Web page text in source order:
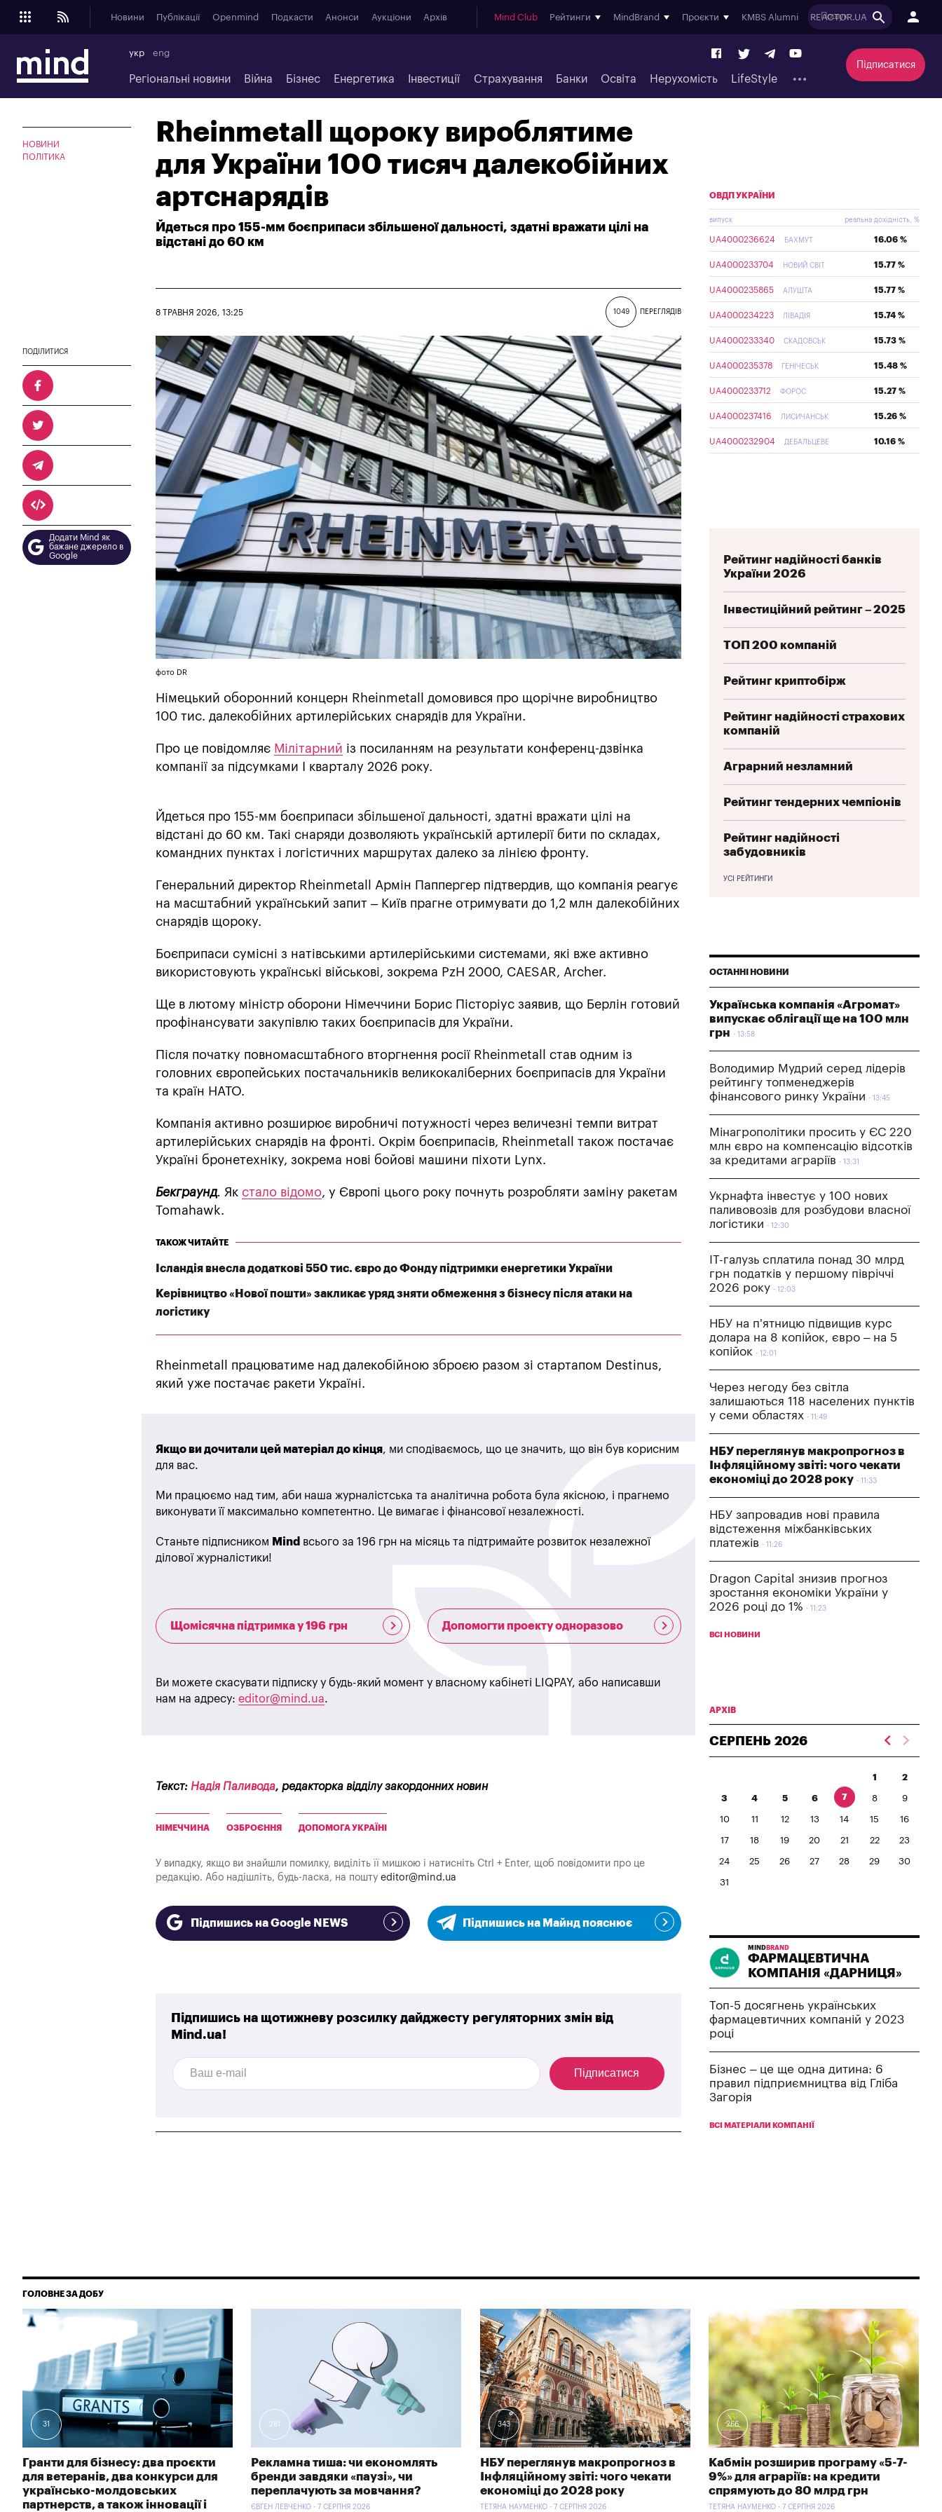
Новини Публікації Openmind Подкасти Анонси Аукціони Архів Mind Club Рейтинги MindBrand Проєкти KMBS Alumni REACTOR.UA
укр eng
Регіональні новини Війна Бізнес Енергетика Інвестиції Страхування Банки Освіта Нерухомість LifeStyle
Підписатися
НОВИНИ
ПОЛІТИКА
Rheinmetall щороку вироблятиме
для України 100 тисяч далекобійних
артснарядів
Йдеться про 155-мм боєприпаси збільшеної дальності, здатні вражати цілі на
відстані до 60 км
1049 ПЕРЕГЛЯДІВ
8 ТРАВНЯ 2026, 13:25
ПОДІЛИТИСЯ
Додати Mind як
бажане джерело в
Google
фото DR
Німецький оборонний концерн Rheinmetall домовився про щорічне виробництво
100 тис. далекобійних артилерійських снарядів для України.
Про це повідомляє Мілітарний із посиланням на результати конференц-дзвінка
компанії за підсумками I кварталу 2026 року.
Йдеться про 155-мм боєприпаси збільшеної дальності, здатні вражати цілі на
відстані до 60 км. Такі снаряди дозволяють українській артилерії бити по складах,
командних пунктах і логістичних маршрутах далеко за лінією фронту.
Генеральний директор Rheinmetall Армін Паппергер підтвердив, що компанія реагує
на масштабний український запит – Київ прагне отримувати до 1,2 млн далекобійних
снарядів щороку.
Боєприпаси сумісні з натівськими артилерійськими системами, які вже активно
використовують українські військові, зокрема PzH 2000, CAESAR, Archer.
Ще в лютому міністр оборони Німеччини Борис Пісторіус заявив, що Берлін готовий
профінансувати закупівлю таких боєприпасів для України.
Після початку повномасштабного вторгнення росії Rheinmetall став одним із
головних європейських постачальників великокаліберних боєприпасів для України
та країн НАТО.
Компанія активно розширює виробничі потужності через величезні темпи витрат
артилерійських снарядів на фронті. Окрім боєприпасів, Rheinmetall також постачає
Україні бронетехніку, зокрема нові бойові машини піхоти Lynx.
Бекграунд. Як стало відомо, у Європі цього року почнуть розробляти заміну ракетам
Tomahawk.
ТАКОЖ ЧИТАЙТЕ
Ісландія внесла додаткові 550 тис. євро до Фонду підтримки енергетики України
Керівництво «Нової пошти» закликає уряд зняти обмеження з бізнесу після атаки на
логістику
Rheinmetall працюватиме над далекобійною зброєю разом зі стартапом Destinus,
який уже постачає ракети Україні.
Якщо ви дочитали цей матеріал до кінця, ми сподіваємось, що це значить, що він був корисним
для вас.
Ми працюємо над тим, аби наша журналістська та аналітична робота була якісною, і прагнемо
виконувати її максимально компетентно. Це вимагає і фінансової незалежності.
Станьте підписником Mind всього за 196 грн на місяць та підтримайте розвиток незалежної
ділової журналістики!
Щомісячна підтримка у 196 грн Допомогти проекту одноразово
Ви можете скасувати підписку у будь-який момент у власному кабінеті LIQPAY, або написавши
нам на адресу: editor@mind.ua.
Текст: Надія Паливода, редакторка відділу закордонних новин
НІМЕЧЧИНА ОЗБРОЄННЯ ДОПОМОГА УКРАЇНІ
У випадку, якщо ви знайшли помилку, виділіть її мишкою і натисніть Ctrl + Enter, щоб повідомити про це
редакцію. Або надішліть, будь-ласка, на пошту editor@mind.ua
Підпишись на Google NEWS Підпишись на Майнд пояснює
Підпишись на щотижневу розсилку дайджесту регуляторних змін від
Mind.ua!
Підписатися
ОВДП УКРАЇНИ
випуск реальна дохідність, %
UA4000236624 БАХМУТ 16.06 %
UA4000233704 НОВИЙ СВІТ 15.77 %
UA4000235865 АЛУШТА 15.77 %
UA4000234223 ЛІВАДІЯ 15.74 %
UA4000233340 СКАДОВСЬК 15.73 %
UA4000235378 ГЕНІЧЕСЬК 15.48 %
UA4000233712 ФОРОС 15.27 %
UA4000237416 ЛИСИЧАНСЬК 15.26 %
UA4000232904 ДЕБАЛЬЦЕВЕ 10.16 %
Рейтинг надійності банків
України 2026
Інвестиційний рейтинг – 2025
ТОП 200 компаній
Рейтинг криптобірж
Рейтинг надійності страхових
компаній
Аграрний незламний
Рейтинг тендерних чемпіонів
Рейтинг надійності
забудовників
УСІ РЕЙТИНГИ
ОСТАННІ НОВИНИ
Українська компанія «Агромат»
випускає облігації ще на 100 млн
грн
13:58
Володимир Мудрий серед лідерів
рейтингу топменеджерів
фінансового ринку України
13:45
Мінагрополітики просить у ЄС 220
млн євро на компенсацію відсотків
за кредитами аграріїв
13:31
Укрнафта інвестує у 100 нових
паливовозів для розбудови власної
логістики
12:30
IT-галузь сплатила понад 30 млрд
грн податків у першому півріччі
2026 року
12:03
НБУ на п'ятницю підвищив курс
долара на 8 копійок, євро – на 5
копійок
12:01
Через негоду без світла
залишаються 118 населених пунктів
у семи областях
11:49
НБУ переглянув макропрогноз в
Інфляційному звіті: чого чекати
економіці до 2028 року
11:33
НБУ запровадив нові правила
відстеження міжбанківських
платежів
11:26
Dragon Capital знизив прогноз
зростання економіки України у
2026 році до 1%
11:23
ВСІ НОВИНИ
АРХІВ
СЕРПЕНЬ 2026
1 2
3 4 5 6 7 8 9
10 11 12 13 14 15 16
17 18 19 20 21 22 23
24 25 26 27 28 29 30
31
MIND BRAND
ФАРМАЦЕВТИЧНА
КОМПАНІЯ «ДАРНИЦЯ»
Топ-5 досягнень українських
фармацевтичних компаній у 2023
році
Бізнес – це ще одна дитина: 6
правил підприємництва від Гліба
Загорія
ВСІ МАТЕРІАЛИ КОМПАНІЇ
ГОЛОВНЕ ЗА ДОБУ
31
Гранти для бізнесу: два проєкти
для ветеранів, два конкурси для
українсько-молдовських
партнерств, а також інновації і
281
Рекламна тиша: чи економлять
бренди завдяки «паузі», чи
переплачують за мовчання?
ЄВГЕН ЛЕВЧЕНКО - 7 СЕРПНЯ 2026
343
НБУ переглянув макропрогноз в
Інфляційному звіті: чого чекати
економіці до 2028 року
ТЕТЯНА НАУМЕНКО - 7 СЕРПНЯ 2026
266
Кабмін розширив програму «5-7-
9%» для аграріїв: на кредити
спрямують до 80 млрд грн
ТЕТЯНА НАУМЕНКО - 7 СЕРПНЯ 2026